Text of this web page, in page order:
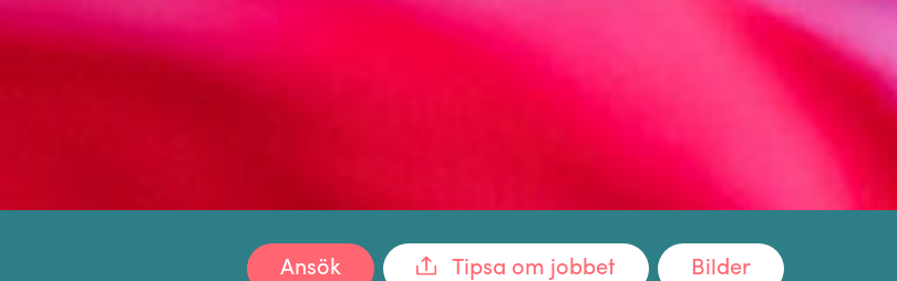
Bilder
Tipsa om jobbet
Ansök